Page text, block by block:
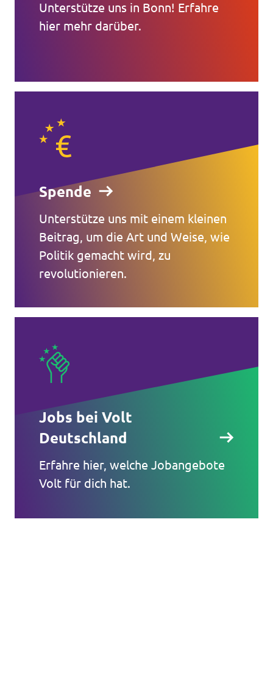
Unterstütze uns in Bonn! Erfahre
hier mehr darüber.
Spende
Unterstütze uns mit einem kleinen
Beitrag, um die Art und Weise, wie
Politik gemacht wird, zu
revolutionieren.
Jobs bei Volt
Deutschland
Erfahre hier, welche Jobangebote
Volt für dich hat.